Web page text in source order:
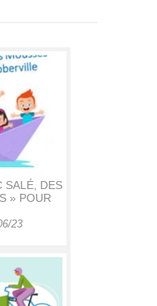
SALÉ, DES
» POUR
23